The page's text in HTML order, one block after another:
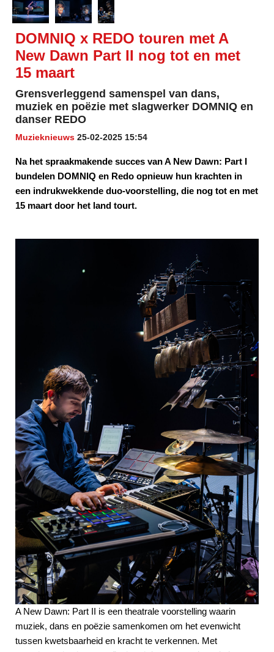
DOMNIQ x REDO touren met A
New Dawn Part II nog tot en met
15 maart
Grensverleggend samenspel van dans,
muziek en poëzie met slagwerker DOMNIQ en
danser REDO
Muzieknieuws 25-02-2025 15:54
Na het spraakmakende succes van A New Dawn: Part I
bundelen DOMNIQ en Redo opnieuw hun krachten in
een indrukwekkende duo-voorstelling, die nog tot en met
15 maart door het land tourt.
A New Dawn: Part II is een theatrale voorstelling waarin
muziek, dans en poëzie samenkomen om het evenwicht
tussen kwetsbaarheid en kracht te verkennen. Met